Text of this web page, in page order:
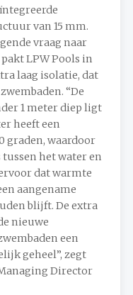
van 15 mm.
vraag naar
LPW Pools in
laag isolatie, dat
“De
1 meter diep ligt
heeft een
graden, waardoor
tussen het water en
dat warmte
aangename
blijft. De extra
nieuwe
een
geheel”, zegt
Director